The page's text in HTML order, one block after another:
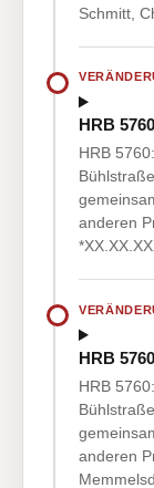
Schmitt,
HRB 5760
HRB
anderen
HRB 5760
HRB
anderen